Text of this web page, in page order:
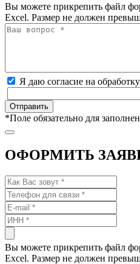
Вы можете прикрепить файл
Excel. Размер не должен
Я даю согласие на
*Поле обязательно для
ОФОРМИТЬ
Вы можете прикрепить файл
Excel. Размер не должен